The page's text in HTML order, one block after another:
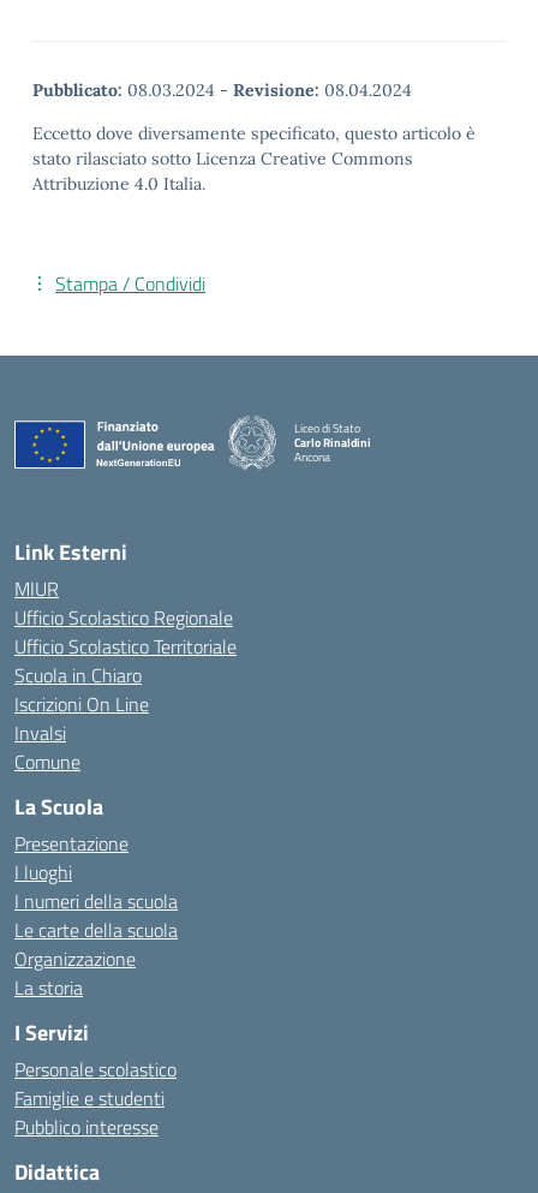
Pubblicato: 08.03.2024 - Revisione: 08.04.2024
Eccetto dove diversamente specificato, questo articolo è
stato rilasciato sotto Licenza Creative Commons
Attribuzione 4.0 Italia.
Stampa / Condividi
Liceo di Stato
Carlo Rinaldini
Ancona
Link Esterni
MIUR
Ufficio Scolastico Regionale
Ufficio Scolastico Territoriale
Scuola in Chiaro
Iscrizioni On Line
Invalsi
Comune
La Scuola
Presentazione
I luoghi
I numeri della scuola
Le carte della scuola
Organizzazione
La storia
I Servizi
Personale scolastico
Famiglie e studenti
Pubblico interesse
Didattica